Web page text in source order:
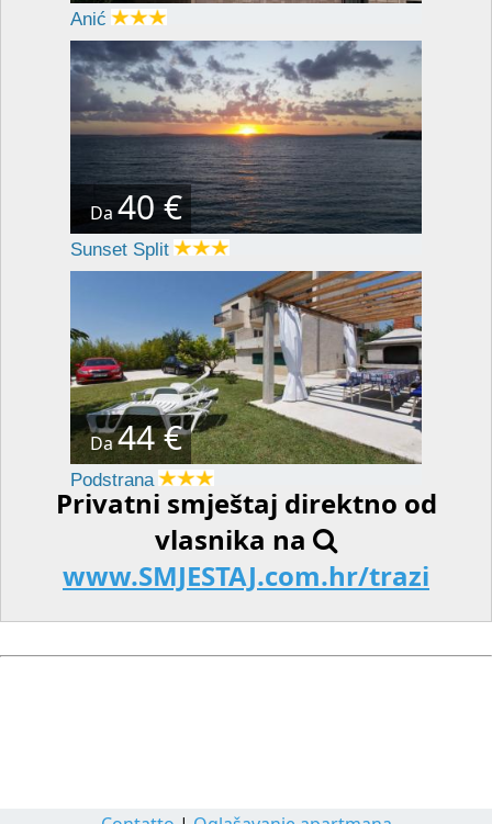
Anić
Da 40 €
Sunset Split
Da44 €
Podstrana
Privatni smještaj direktno od
vlasnika na
www.SMJESTAJ.com.hr/trazi